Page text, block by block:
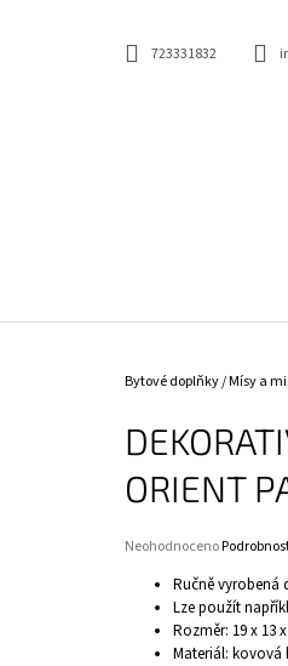
723331832
Domů
Bytové doplňky/Mísy a
ORIENT
Průměrné
produktu
Neohodnoceno
Ručně vyrobená
Lze použít
Rozměr: 19 x 13
Materiál: kovová
KONFERENČNÍ
ŠEDÝ MRAMOR
5 890 Kč
Původně: 7 950 Kč